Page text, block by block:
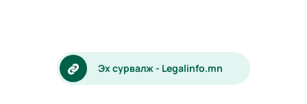
Эх сурвалж - Legalinfo.mn